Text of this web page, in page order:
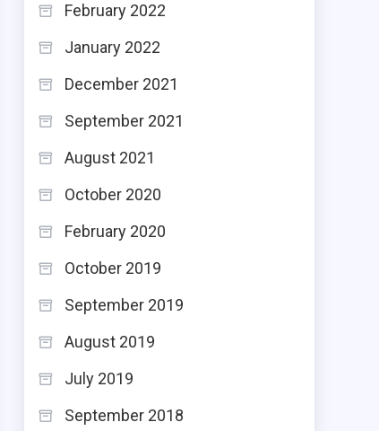
February 2022
January 2022
December 2021
September 2021
August 2021
October 2020
February 2020
October 2019
September 2019
August 2019
July 2019
September 2018